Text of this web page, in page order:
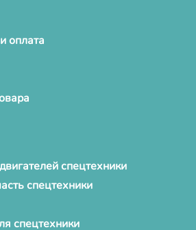
оплата
спецтехники
спецтехники
спецтехники